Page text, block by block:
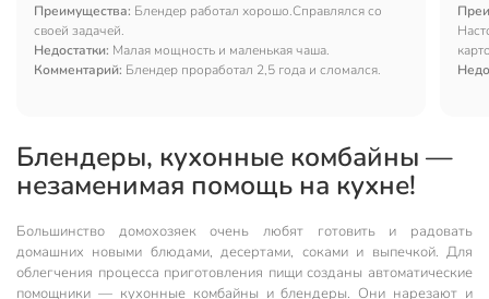
Преимущества: Блендер работал хорошо.Справлялся со
своей задачей.
Недостатки: Малая мощность и маленькая чаша.
Комментарий: Блендер проработал 2,5 года и сломался.
Блендеры, кухонные комбайны —
незаменимая помощь на кухне!
Большинство домохозяек очень любят готовить и радовать
домашних новыми блюдами, десертами, соками и выпечкой. Для
облегчения процесса приготовления пищи созданы автоматические
помощники — кухонные комбайны и блендеры. Они нарезают и